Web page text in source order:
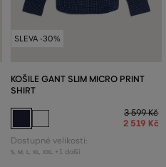
SLEVA -30%
KOŠILE GANT SLIM MICRO PRINT
SHIRT
3 599 Kč
2 519 Kč
Dostupné velikosti:
S, M L XL XXL +1 další